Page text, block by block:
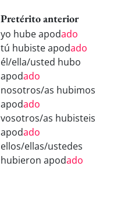
Pretérito anterior
yo hube apodado
tú hubiste apodado
él/ella/usted hubo
apodado
nosotros/as hubimos
apodado
vosotros/as hubisteis
apodado
ellos/ellas/ustedes
hubieron apodado